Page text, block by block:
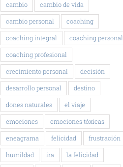
cambio cambio de vida
cambio personal coaching
coaching integral coaching personal
coaching profesional
crecimiento personal decisión
desarrollo personal destino
dones naturales el viaje
emociones emociones tóxicas
eneagrama felicidad frustración
humildad ira la felicidad